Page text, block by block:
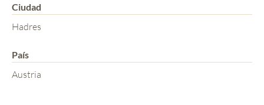
Ciudad
Hadres
País
Austria